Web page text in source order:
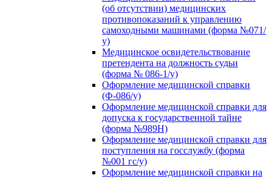
(об отсутствии) медицинских
противопоказаний к управлению
самоходными машинами (форма №071/
у)
Медицинское освидетельствование
претендента на должность судьи
(форма № 086-1/у)
Оформление медицинской справки
(Ф-086/у)
Оформление медицинской справки для
допуска к государственной тайне
(форма №989Н)
Оформление медицинской справки для
поступления на госслужбу (форма
№001 гс/у)
Оформление медицинской справки на